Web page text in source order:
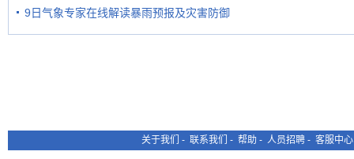
9日气象专家在线解读暴雨预报及灾害防御
关于我们 - 联系我们 - 帮助 - 人员招聘 - 客服中心